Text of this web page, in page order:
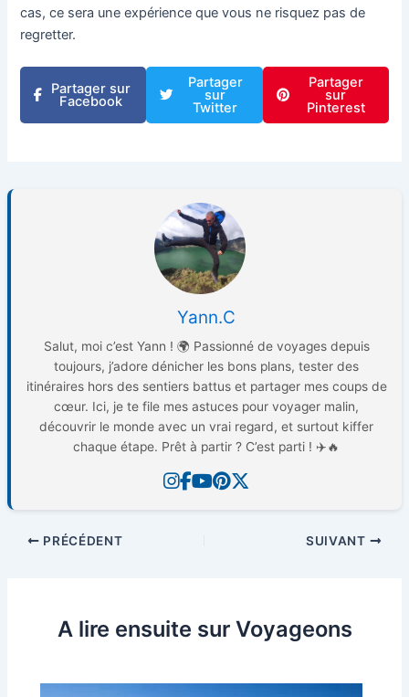
cas, ce sera une expérience que vous ne risquez pas de
regretter.
Partager sur
Facebook
Partager
sur
Twitter
Partager
sur
Pinterest
Yann.C
Salut, moi c’est Yann ! 🌍 Passionné de voyages depuis
toujours, j’adore dénicher les bons plans, tester des
itinéraires hors des sentiers battus et partager mes coups de
cœur. Ici, je te file mes astuces pour voyager malin,
découvrir le monde avec un vrai regard, et surtout kiffer
chaque étape. Prêt à partir ? C’est parti ! ✈️🔥
PRÉCÉDENT SUIVANT
A lire ensuite sur Voyageons